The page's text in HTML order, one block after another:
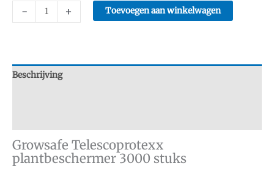
-
Growsafe
Telescoprotexx
aantal
+ Toevoegen aan winkelwagen
Beschrijving
Growsafe Telescoprotexx
plantbeschermer 3000 stuks